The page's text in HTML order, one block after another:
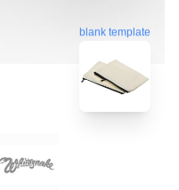
blank template